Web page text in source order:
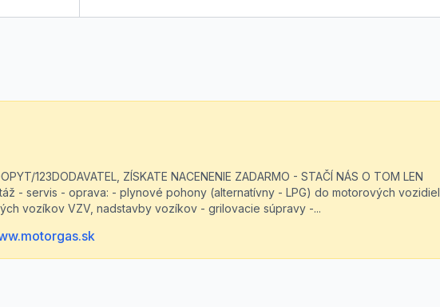
123DODAVATEL, ZÍSKATE NACENENIE ZADARMO - STAČÍ NÁS O TOM LEN
- servis - oprava: - plynové pohony (alternatívny - LPG) do motorových vozidiel
vozíkov VZV, nadstavby vozíkov - grilovacie súpravy -...